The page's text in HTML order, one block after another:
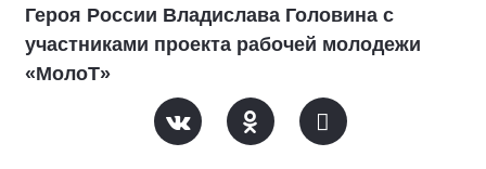
Героя России Владислава Головина с
участниками проекта рабочей молодежи
«МолоТ»